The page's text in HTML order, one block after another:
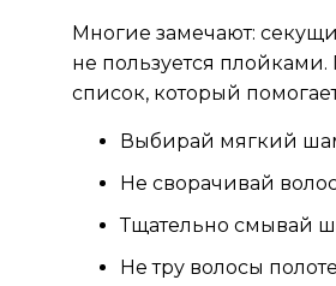
Многие замечают:
не пользуется
список, который
Выбирай мягкий
Не сворачивай
Тщательно смывай
Не тру волосы